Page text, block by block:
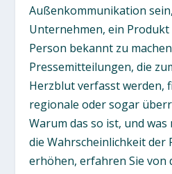
Außenkommunikation
Unternehmen, ein
Person bekannt zu
Pressemitteilungen, die
Herzblut verfasst werden,
regionale oder sogar
Warum das so ist, und
die Wahrscheinlichkeit der
erhöhen, erfahren Sie von